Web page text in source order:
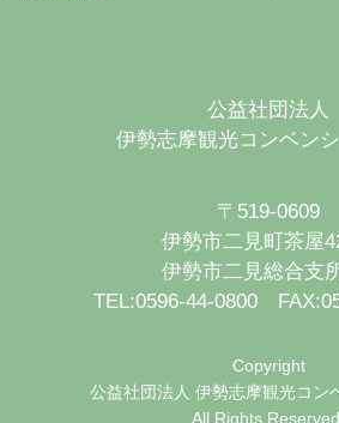
公益社団法人
伊勢志摩観光コンベン
〒519-0609
伊勢市二見町茶屋
伊勢市二見総合支
TEL:0596-44-0800
Copyright
公益社団法人 伊勢志摩観光コン
All Rights Reserved.